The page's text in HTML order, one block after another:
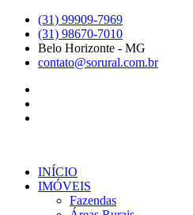
para
conteúdo
(31) 99909-7969
(31) 98670-7010
Belo Horizonte - MG
contato@sorural.com.br
INÍCIO
IMÓVEIS
Fazendas